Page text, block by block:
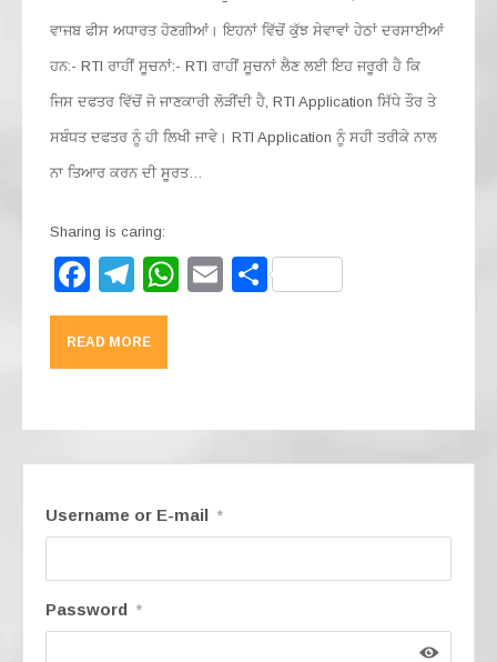
ਵਾਜਬ ਫੀਸ ਅਧਾਰਤ ਹੋਣਗੀਆਂ। ਇਹਨਾਂ ਵਿੱਚੋਂ ਕੁੱਝ ਸੇਵਾਵਾਂ ਹੇਠਾਂ ਦਰਸਾਈਆਂ
ਹਨ:- RTI ਰਾਹੀਂ ਸੂਚਨਾਂ:- RTI ਰਾਹੀਂ ਸੂਚਨਾਂ ਲੈਣ ਲਈ ਇਹ ਜਰੂਰੀ ਹੈ ਕਿ
ਜਿਸ ਦਫਤਰ ਵਿੱਚੋਂ ਜੋ ਜਾਣਕਾਰੀ ਲੋੜੀਂਦੀ ਹੈ, RTI Application ਸਿੱਧੇ ਤੌਰ ਤੇ
ਸਬੰਧਤ ਦਫਤਰ ਨੂੰ ਹੀ ਲਿਖੀ ਜਾਵੇ। RTI Application ਨੂੰ ਸਹੀ ਤਰੀਕੇ ਨਾਲ
ਨਾ ਤਿਆਰ ਕਰਨ ਦੀ ਸੂਰਤ…
Sharing is caring:
F
a
c
e
k
T
el
e
gr
W
E S
READ MORE
Username or E-mail *
Password *